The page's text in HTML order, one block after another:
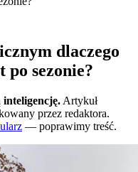
dlaczego
sezonie?
inteligencję. Artykuł
przez redaktora.
— poprawimy treść.